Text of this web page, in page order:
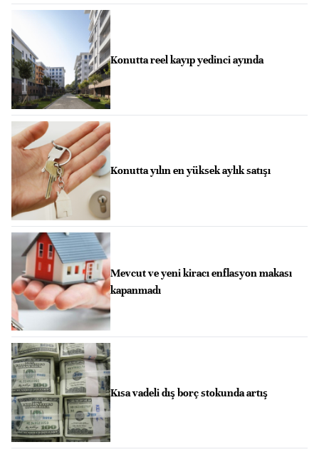
Konutta reel kayıp yedinci ayında
Konutta yılın en yüksek aylık satışı
Mevcut ve yeni kiracı enflasyon makası
kapanmadı
Kısa vadeli dış borç stokunda artış